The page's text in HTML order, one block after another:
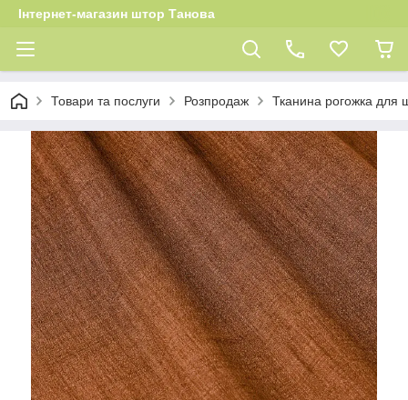
Інтернет-магазин штор Танова
Товари та послуги Розпродаж Тканина рогожка для